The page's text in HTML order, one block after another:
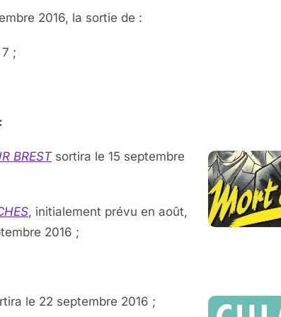
2016, la sortie de :
;
BREST sortira le 15 septembre
, initialement prévu en août,
2016 ;
le 22 septembre 2016 ;